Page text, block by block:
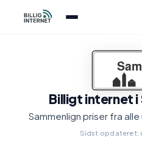
Billigt internet i
Sammenlign priser fra
Sidst opdateret: